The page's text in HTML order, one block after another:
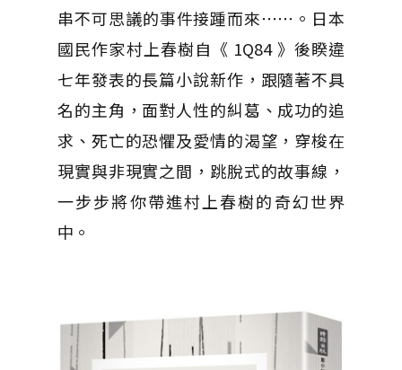
串不可思議的事件接踵而來⋯⋯。日本
國民作家村上春樹自《 1Q84 》後睽違
七年發表的長篇小說新作，跟隨著不具
名的主角，面對人性的糾葛、成功的追
求、死亡的恐懼及愛情的渴望，穿梭在
現實與非現實之間，跳脫式的故事線，
一步步將你帶進村上春樹的奇幻世界
中。